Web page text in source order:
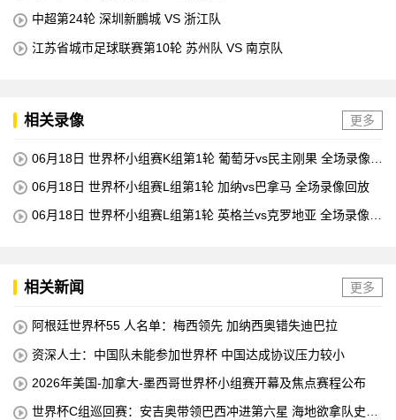
中超第24轮 深圳新鵬城 VS 浙江队
江苏省城市足球联赛第10轮 苏州队 VS 南京队
相关录像 更多
06月18日 世界杯小组赛K组第1轮 葡萄牙vs民主刚果 全场录像回
06月18日 世界杯小组赛L组第1轮 加纳vs巴拿马 全场录像回放
06月18日 世界杯小组赛L组第1轮 英格兰vs克罗地亚 全场录像回
相关新闻 更多
阿根廷世界杯55 人名单：梅西领先 加纳西奥错失迪巴拉
资深人士：中国队未能参加世界杯 中国达成协议压力较小
2026年美国-加拿大-墨西哥世界杯小组赛开幕及焦点赛程公布
世界杯C组巡回赛：安吉奥带领巴西冲进第六星 海地欲拿队史首